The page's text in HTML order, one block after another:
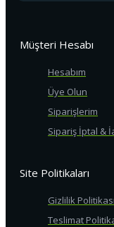
Müşteri Hesabı
Hesabım
Üye Olun
Siparişlerim
Sipariş İptal &
Site Politikaları
Gizlilik Politikası
Teslimat